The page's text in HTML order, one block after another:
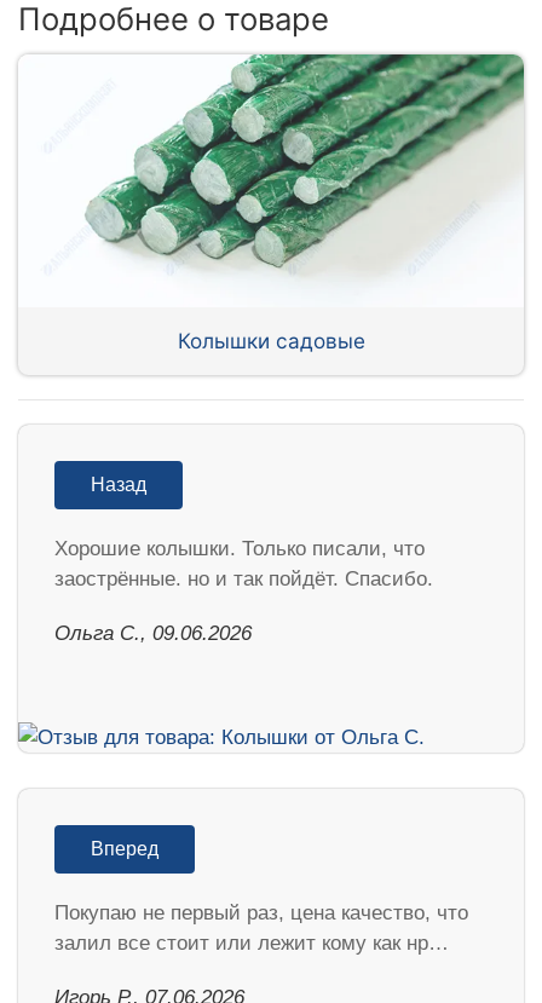
Подробнее о товаре
Колышки садовые
Назад
Хорошие колышки. Только писали, что
заострённые. но и так пойдёт. Спасибо.
Ольга С., 09.06.2026
Вперед
Покупаю не первый раз, цена качество, что
залил все стоит или лежит кому как нр…
Игорь Р., 07.06.2026